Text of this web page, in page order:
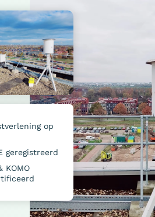
op
geregistreerd
KOMO